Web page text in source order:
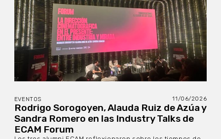
EVENTOS 11/06/2026
Rodrigo Sorogoyen, Alauda Ruiz de Azúa y
Sandra Romero en las Industry Talks de
ECAM Forum